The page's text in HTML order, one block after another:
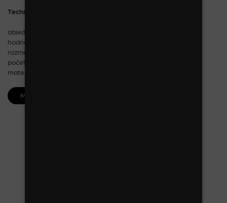
Technické parametry:
objednací číslo: 0A0419
hodnota navěšeného zboží: od 18 000 Kč bez DPH
rozměr: v 175 x š 45 cm
počet háčků: 150 ks
materiál: dřevo, kov, plast
MÁM ZÁJEM